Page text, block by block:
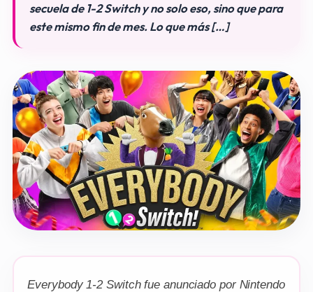
secuela de 1-2 Switch y no solo eso, sino que para
este mismo fin de mes. Lo que más […]
Everybody 1-2 Switch fue anunciado por Nintendo